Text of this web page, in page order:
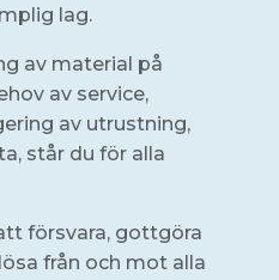
lag.
av material på
av service,
av utrustning,
står du för alla
försvara, gottgöra
från och mot alla